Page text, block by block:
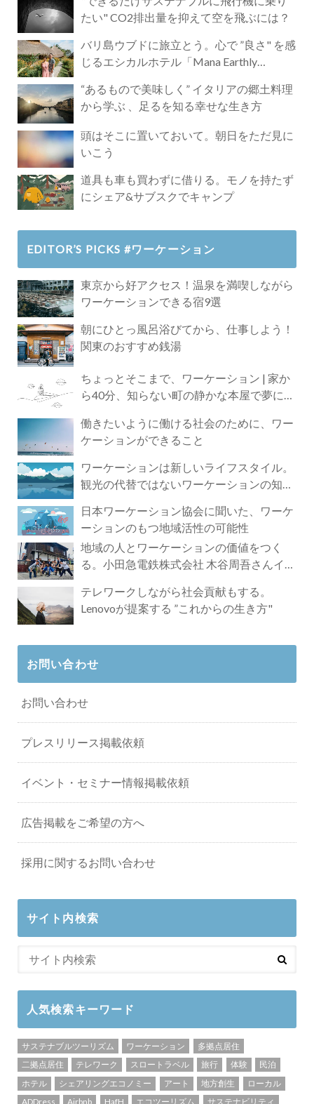
たい" CO2排出量を抑えて空を飛ぶには？
バリ島ウブドに旅立とう。心で ”良さ" を感
じるエシカルホテル「Mana Earthly
“あるもので美味しく” イタリアの郷土料理
から学ぶ 、足るを知る幸せな生き方
頭はそこに置いておいて。朝日をただ見に
いこう
道具も車も買わずに借りる。モノを持たず
にシェア&サブスクでキャンプ
EDITOR’S PICKS #ワーケーション
東京から好アクセス！温泉を満喫しながら
ワーケーションできる宿9選
朝にひとっ風呂浴びてから、仕事しよう！
関東のおすすめ銭湯
ちょっとそこまで、ワーケーション | 家か
ら40分、知らない町の静かな本屋で夢に近
働きたいように働ける社会のために、ワー
ケーションができること
ワーケーションは新しいライフスタイル。
観光の代替ではないワーケーションの知ら
日本ワーケーション協会に聞いた、ワーケ
ーションのもつ地域活性の可能性
地域の人とワーケーションの価値をつく
る。小田急電鉄株式会社 木谷周吾さんイン
テレワークしながら社会貢献もする。
Lenovoが提案する ”これからの生き方"
お問い合わせ
お問い合わせ
プレスリリース掲載依頼
イベント・セミナー情報掲載依頼
広告掲載をご希望の方へ
採用に関するお問い合わせ
サイト内検索
人気検索キーワード
サステナブルツーリズム ワーケーション
多拠点居住
二拠点居住
テレワーク スロートラベル 旅行 体験
民泊
ホテル
シェアリングエコノミー アート 地方創生
ローカル
ADDress
Airbnb HafH エコツーリズム サステナビリティ